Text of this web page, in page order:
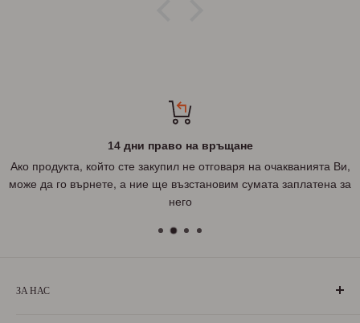
14 дни право на връщане
Ако продукта, който сте закупил не отговаря на очакванията Ви,
може да го върнете, а ние ще възстановим сумата заплатена за
него
ЗА НАС